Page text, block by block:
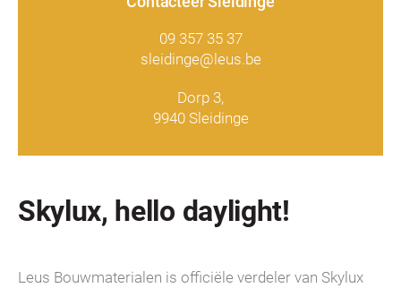
Skylux, hello daylight!
Leus Bouwmaterialen is officiële verdeler van Skylux
09 357 35 37
sleidinge@leus.be
Dorp 3,
9940 Sleidinge